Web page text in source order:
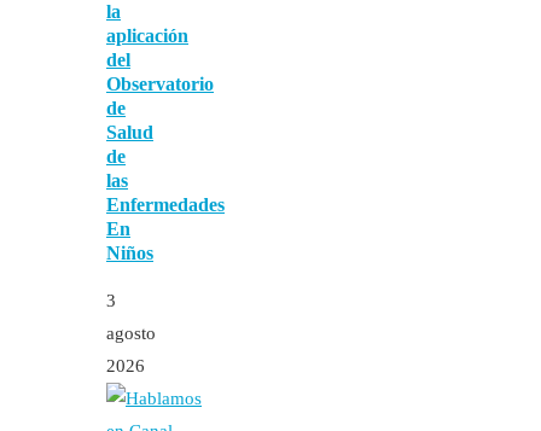
la
aplicación
del
Observatorio
de
Salud
de
las
Enfermedades
En
Niños
3
agosto
2026